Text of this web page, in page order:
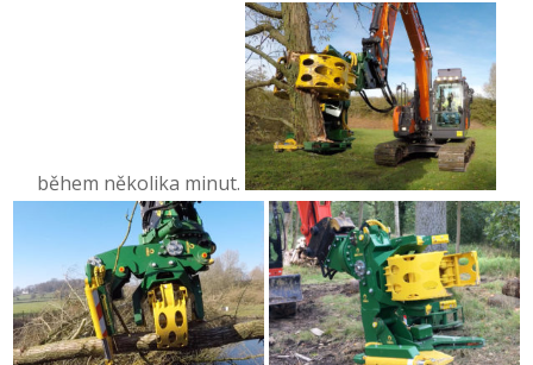
během několika minut.